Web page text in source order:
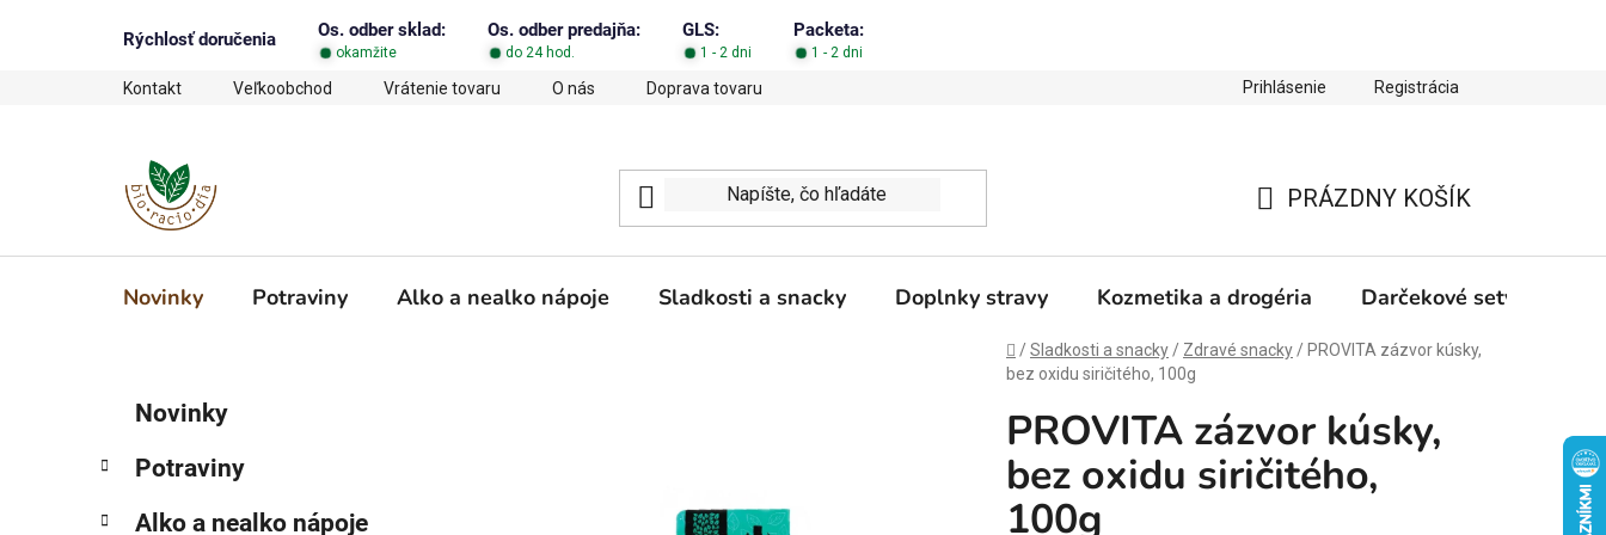
Rýchlosť doručenia Os. odber sklad: Os. odber predajňa: GLS: Packeta:
okamžite do 24 hod. 1 - 2 dni 1 - 2 dni
Kontakt Veľkoobchod Vrátenie tovaru O nás Doprava tovaru Podmienky ochrany osobných údajov Zľava 10 % na prvý nákup
Prihlásenie Registrácia
KOŠÍK
PRÁZDNY KOŠÍK
Novinky Potraviny Alko a nealko nápoje Sladkosti a snacky Doplnky stravy Kozmetika a drogéria Darčekové sety
Domov
/Sladkosti a snacky / Zdravé snacky / PROVITA zázvor kúsky,
bez oxidu siričitého, 100g
č
ý
kategórie
e
ó
Novinky
Potraviny
Alko a nealko nápoje
PROVITA zázvor kúsky,
bez oxidu siričitého,
100g